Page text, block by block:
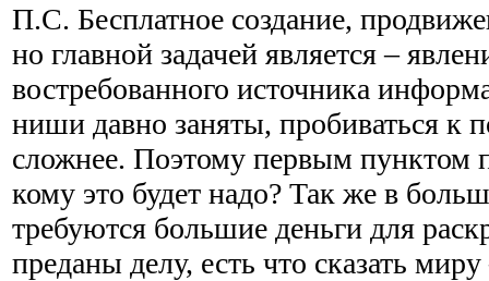
П.С. Бесплатное создание,
но главной задачей является –
востребованного источника
ниши давно заняты, пробиваться к
сложнее. Поэтому первым пунктом
кому это будет надо? Так же в
требуются большие деньги для
преданы делу, есть что сказать